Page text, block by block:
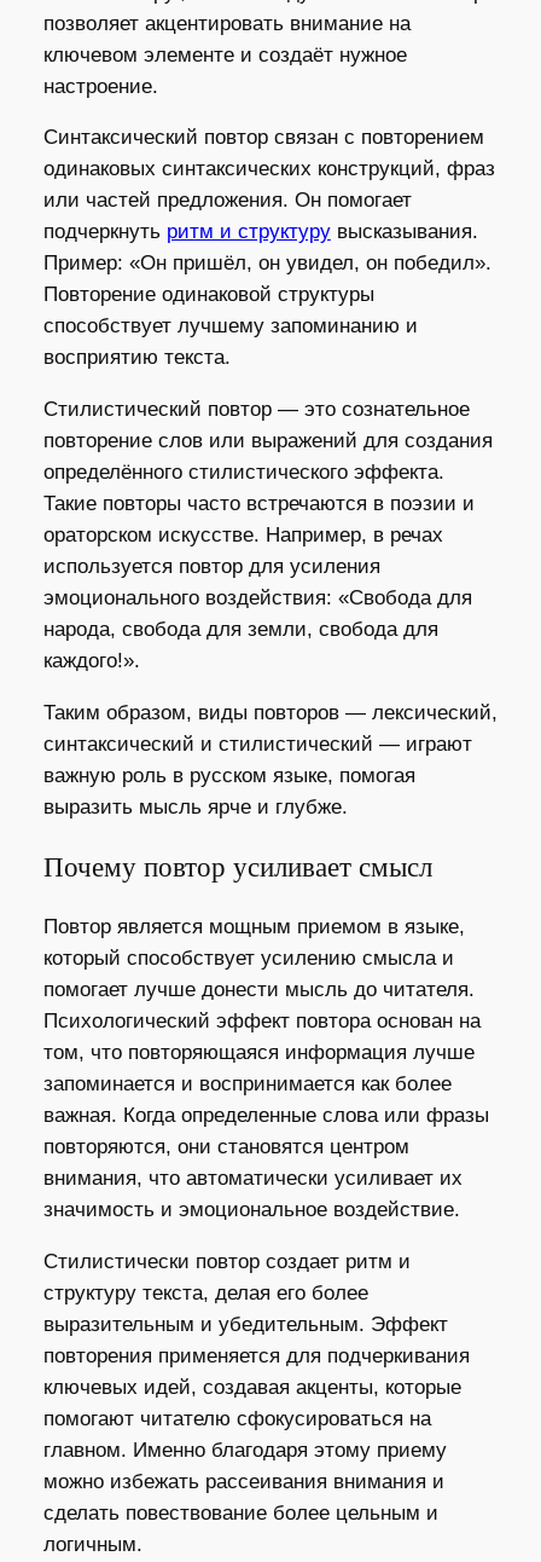
позволяет акцентировать внимание на
ключевом элементе и создаёт нужное
настроение.
Синтаксический повтор связан с повторением
одинаковых синтаксических конструкций, фраз
или частей предложения. Он помогает
подчеркнуть ритм и структурувысказывания.
Пример: «Он пришёл, он увидел, он победил».
Повторение одинаковой структуры
способствует лучшему запоминанию и
восприятию текста.
Стилистический повтор — это сознательное
повторение слов или выражений для создания
определённого стилистического эффекта.
Такие повторы часто встречаются в поэзии и
ораторском искусстве. Например, в речах
используется повтор для усиления
эмоционального воздействия: «Свобода для
народа, свобода для земли, свобода для
каждого!».
Таким образом, виды повторов — лексический,
синтаксический и стилистический — играют
важную роль в русском языке, помогая
выразить мысль ярче и глубже.
Почему повтор усиливает смысл
Повтор является мощным приемом в языке,
который способствует усилению смысла и
помогает лучше донести мысль до читателя.
Психологический эффект повтора основан на
том, что повторяющаяся информация лучше
запоминается и воспринимается как более
важная. Когда определенные слова или фразы
повторяются, они становятся центром
внимания, что автоматически усиливает их
значимость и эмоциональное воздействие.
Стилистически повтор создает ритм и
структуру текста, делая его более
выразительным и убедительным. Эффект
повторения применяется для подчеркивания
ключевых идей, создавая акценты, которые
помогают читателю сфокусироваться на
главном. Именно благодаря этому приему
можно избежать рассеивания внимания и
сделать повествование более цельным и
логичным.